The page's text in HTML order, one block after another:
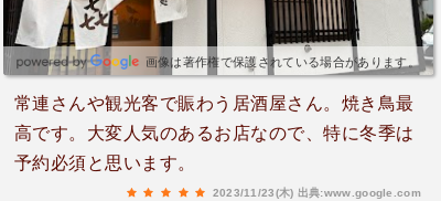
画像は著作権で保護されている場合があります。
常連さんや観光客で賑わう居酒屋さん。焼き鳥最
高です。大変人気のあるお店なので、特に冬季は
予約必須と思います。
2023/11/23(木) 出典:www.google.com